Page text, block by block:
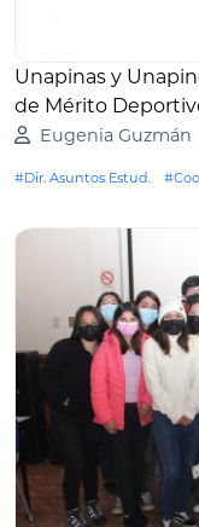
Unapinas y
de Mérito
Eugenia Guzmán
#Dir. Asuntos Estud.